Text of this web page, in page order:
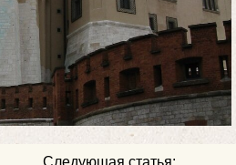
Следующая статья: